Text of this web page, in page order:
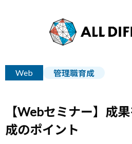
Web 管理職育成
【Webセミナー】成
成のポイント